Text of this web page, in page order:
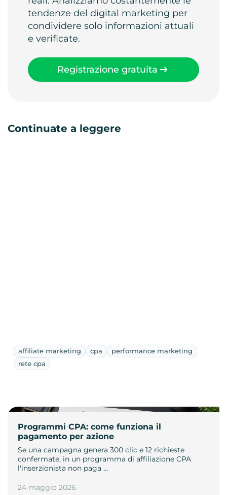
tendenze del digital marketing per
condividere solo informazioni attuali
e verificate.
Registrazione gratuita
Continuate a leggere
affiliate marketing cpa
performance marketing
rete cpa
Programmi CPA: come funziona il
pagamento per azione
Se una campagna genera 300 clic e 12 richieste
confermate, in un programma di affiliazione CPA
l'inserzionista non paga …
24 maggio 2026